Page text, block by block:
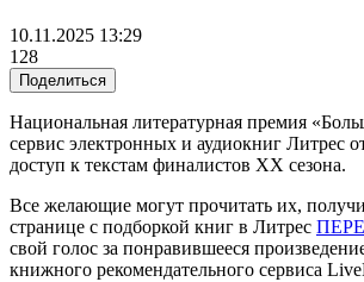
10.11.2025 13:29
128
Поделиться
Национальная литературная премия
сервис электронных и аудиокниг Литрес
доступ к текстам финалистов ХХ сезона.
Все желающие могут прочитать их,
странице с подборкой книг в Литрес
свой голос за понравившееся
книжного рекомендательного сервиса